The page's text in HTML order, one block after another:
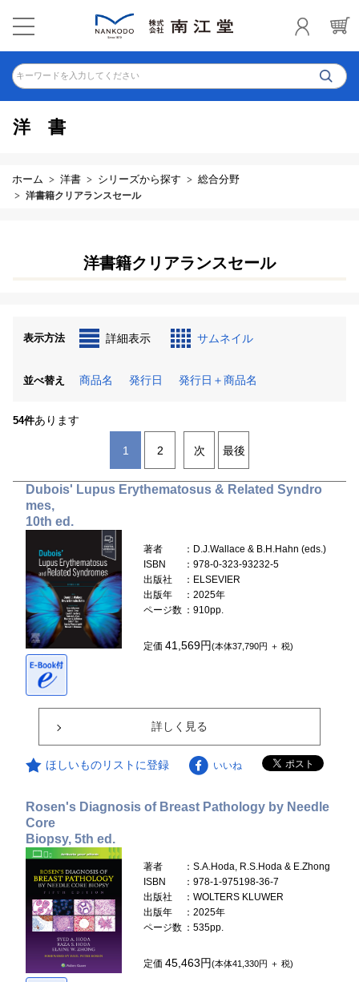
キーワードを入力してください
洋書
ホーム 洋書 シリーズから探す 総合分野
洋書籍クリアランスセール
洋書籍クリアランスセール
表示方法 詳細表示 サムネイル
並べ替え 商品名 発行日 発行日＋商品名
54件あります
1 2 次 最後
Dubois' Lupus Erythematosus & Related Syndro
mes,
10th ed.
著者
：D.J.Wallace & B.H.Hahn (eds.)
ISBN
：978-0-323-93232-5
出版社
：ELSEVIER
出版年
：2025年
ページ数 ：910pp.
定価41,569円(本体37,790円 ＋ 税)
詳しく見る
ほしいものリストに登録 いいね
Rosen's Diagnosis of Breast Pathology by Needle
Core
Biopsy, 5th ed.
著者
：S.A.Hoda, R.S.Hoda & E.Zhong
ISBN
：978-1-975198-36-7
出版社
：WOLTERS KLUWER
出版年
：2025年
ページ数 ：535pp.
定価45,463円(本体41,330円 ＋ 税)